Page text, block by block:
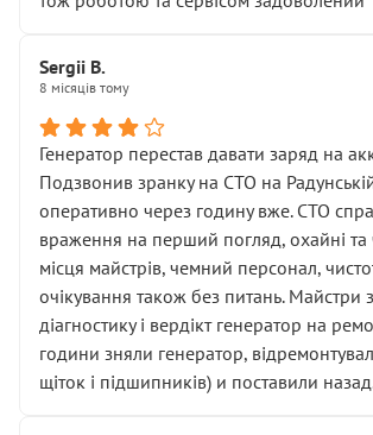
Sergii B.
8 місяців тому
Генератор перестав давати заряд на
Подзвонив зранку на СТО на
оперативно через годину вже. СТО
враження на перший погляд, охайні та
місця майстрів, чемний персонал,
очікування також без питань. Майстри
діагностику і вердікт генератор на
години зняли генератор,
щіток і підшипників) и поставили